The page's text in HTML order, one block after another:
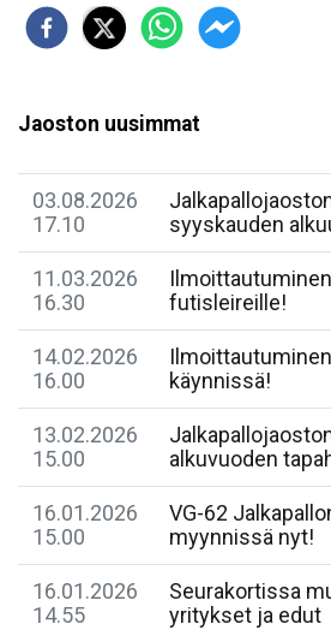
Jaoston uusimmat
03.08.2026
17.10
syyskauden
11.03.2026
16.30
futisleireille!
14.02.2026
16.00
käynnissä!
13.02.2026
15.00
alkuvuoden
16.01.2026
15.00
​VG-62
myynnissä nyt!
16.01.2026
14.55
Seurakortissa
yritykset ja edut